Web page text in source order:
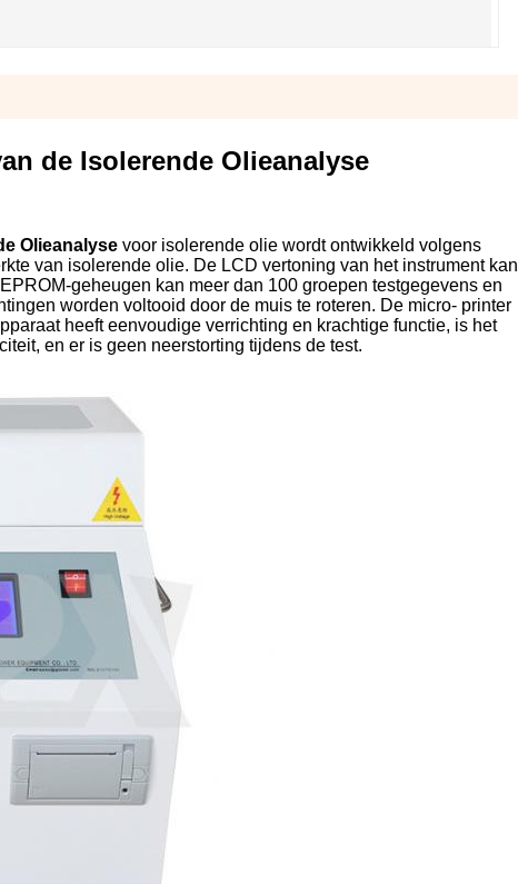
de Isolerende Olieanalyse
Olieanalyse voor isolerende olie wordt ontwikkeld volgens
van isolerende olie. De LCD vertoning van het instrument kan
geheugen kan meer dan 100 groepen testgegevens en
worden voltooid door de muis te roteren. De micro- printer
heeft eenvoudige verrichting en krachtige functie, is het
en er is geen neerstorting tijdens de test.